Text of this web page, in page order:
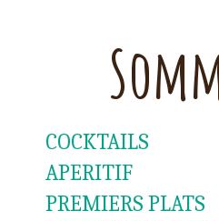
COCKTAILS
APERITIF
PREMIERS PLATS